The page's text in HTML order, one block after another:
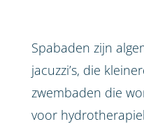
Spabaden zijn
jacuzzi’s, die
zwembaden die
voor